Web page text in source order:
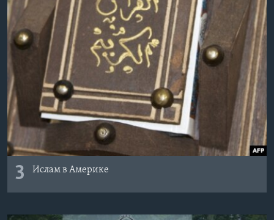
3 Ислам в Америке